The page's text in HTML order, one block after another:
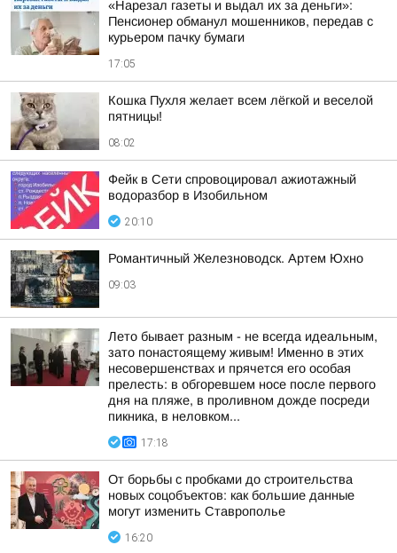
«Нарезал газеты и выдал их за деньги»:
Пенсионер обманул мошенников, передав с
курьером пачку бумаги
17:05
Кошка Пухля желает всем лёгкой и веселой
пятницы!
08:02
Фейк в Сети спровоцировал ажиотажный
водоразбор в Изобильном
20:10
Романтичный Железноводск. Артем Юхно
09:03
Лето бывает разным - не всегда идеальным,
зато понастоящему живым! Именно в этих
несовершенствах и прячется его особая
прелесть: в обгоревшем носе после первого
дня на пляже, в проливном дожде посреди
пикника, в неловком...
17:18
От борьбы с пробками до строительства
новых соцобъектов: как большие данные
могут изменить Ставрополье
16:20